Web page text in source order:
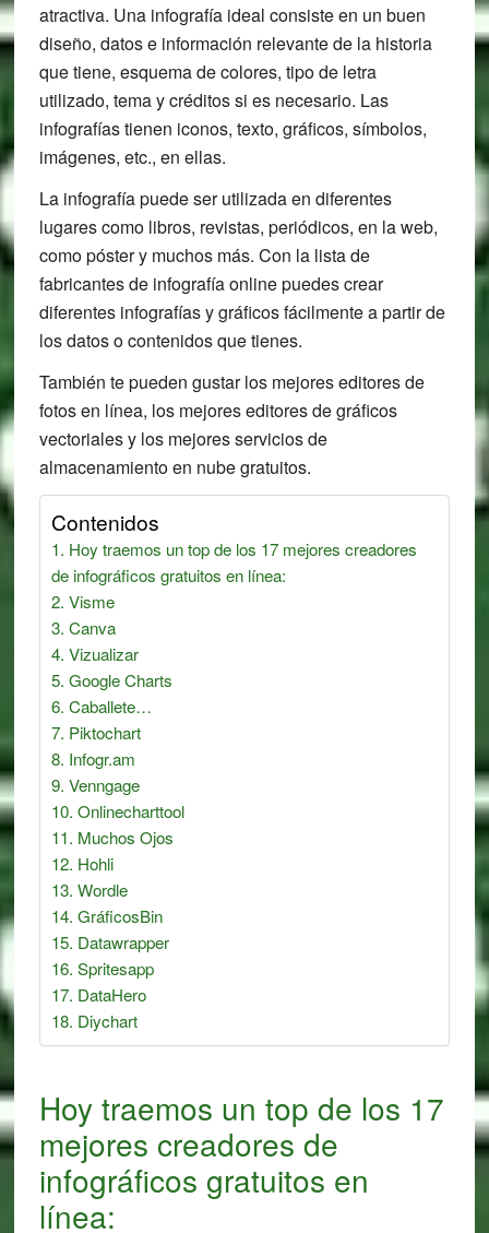
atractiva. Una infografía ideal consiste en un buen
diseño, datos e información relevante de la historia
que tiene, esquema de colores, tipo de letra
utilizado, tema y créditos si es necesario. Las
infografías tienen iconos, texto, gráficos, símbolos,
imágenes, etc., en ellas.
La infografía puede ser utilizada en diferentes
lugares como libros, revistas, periódicos, en la web,
como póster y muchos más. Con la lista de
fabricantes de infografía online puedes crear
diferentes infografías y gráficos fácilmente a partir de
los datos o contenidos que tienes.
También te pueden gustar los mejores editores de
fotos en línea, los mejores editores de gráficos
vectoriales y los mejores servicios de
almacenamiento en nube gratuitos.
Contenidos
Hoy traemos un top de los 17 mejores creadores
de infográficos gratuitos en línea:
Visme
Canva
Vizualizar
Google Charts
Caballete…
Piktochart
Infogr.am
Venngage
Onlinecharttool
Muchos Ojos
Hohli
Wordle
GráficosBin
Datawrapper
Spritesapp
DataHero
Diychart
Hoy traemos un top de los 17
mejores creadores de
infográficos gratuitos en
línea: